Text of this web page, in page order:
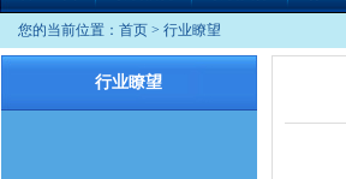
您的当前位置： 首页 > 行业瞭望
行业瞭望